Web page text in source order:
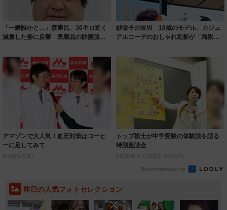
「一瞬誰かと…」彦摩呂、30キロ近く
減量した姿に反響 既製品の防護服が
紗栄子の長男 18歳のモデル、カジュ
アルコーデのおしゃれ近影が「両親の
アマゾンで大人気！血圧対策はコーヒ
ーに足してみて
PR(森永乳業)
トップ棋士が中学受験の体験談を語る
特別座談会
PR(SAPIX YOZEMI GROUP)
Recommended by
昨日の人気フォトセレクション